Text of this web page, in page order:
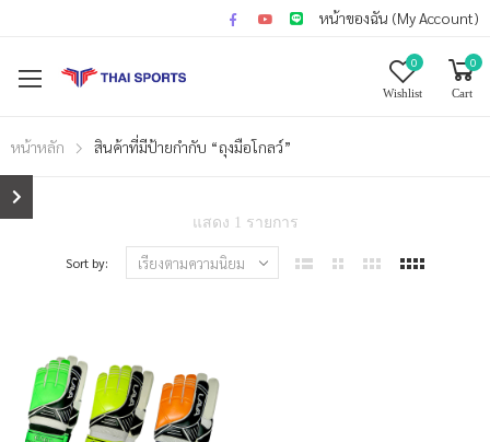
หน้าของฉัน (My Account)
0
Wishlist
0
Cart
หน้าหลัก สินค้าที่มีป้ายกำกับ “ถุงมือโกลว์”
แสดง 1 รายการ
Sort by: